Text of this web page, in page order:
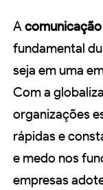
A
fundamental
seja em uma
Com a
organizações
rápidas e
e medo nos
empresas